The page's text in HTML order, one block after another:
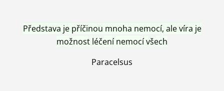
Představa je příčinou mnoha nemocí, ale víra je
možnost léčení nemocí všech
Paracelsus